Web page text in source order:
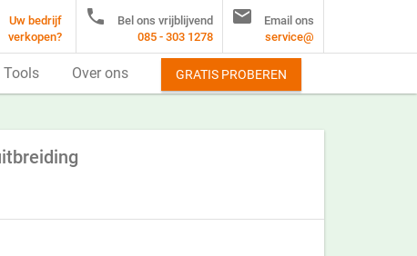
Uw bedrijf
verkopen?

Bel ons vrijblijvend
085 - 303 1278

Email ons
service@
Tools Over ons GRATIS PROBEREN